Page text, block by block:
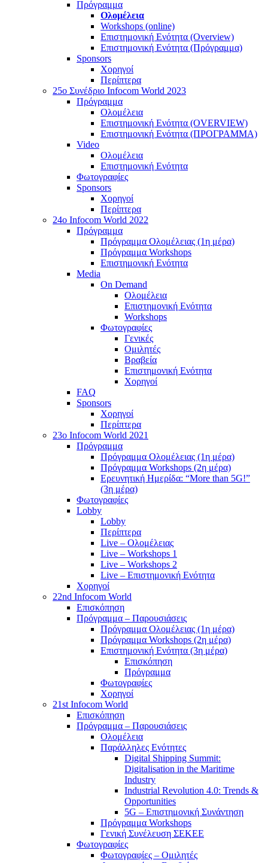
Πρόγραμμα
Ολομέλεια
Workshops (online)
Επιστημονική Ενότητα (Overview)
Επιστημονική Ενότητα (Πρόγραμμα)
Sponsors
Χορηγοί
Περίπτερα
25o Συνέδριο Infocom World 2023
Πρόγραμμα
Ολομέλεια
Επιστημονική Ενότητα (OVERVIEW)
Επιστημονική Ενότητα (ΠΡΟΓΡΑΜΜΑ)
Video
Ολομέλεια
Επιστημονική Ενότητα
Φωτογραφίες
Sponsors
Χορηγοί
Περίπτερα
24o Infocom World 2022
Πρόγραμμα
Πρόγραμμα Ολομέλειας (1η μέρα)
Πρόγραμμα Workshops
Επιστημονική Ενότητα
Media
On Demand
Ολομέλεια
Επιστημονική Ενότητα
Workshops
Φωτογραφίες
Γενικές
Ομιλητές
Βραβεία
Επιστημονική Ενότητα
Χορηγοί
FAQ
Sponsors
Χορηγοί
Περίπτερα
23o Infocom World 2021
Πρόγραμμα
Πρόγραμμα Ολομέλειας (1η μέρα)
Πρόγραμμα Workshops (2η μέρα)
Ερευνητική Ημερίδα: “More than 5G!”
(3η μέρα)
Φωτογραφίες
Lobby
Lobby
Περίπτερα
Live – Ολομέλειας
Live – Workshops 1
Live – Workshops 2
Live – Επιστημονική Ενότητα
Χορηγοί
22nd Infocom World
Επισκόπηση
Πρόγραμμα – Παρουσιάσεις
Πρόγραμμα Ολομέλειας (1η μέρα)
Πρόγραμμα Workshops (2η μέρα)
Επιστημονική Ενότητα (3η μέρα)
Επισκόπηση
Πρόγραμμα
Φωτογραφίες
Χορηγοί
21st Infocom World
Επισκόπηση
Πρόγραμμα – Παρουσιάσεις
Ολομέλεια
Παράλληλες Ενότητες
Digital Shipping Summit:
Digitalisation in the Maritime
Industry
Industrial Revolution 4.0: Trends &
Opportunities
5G – Επιστημονική Συνάντηση
Πρόγραμμα Workshops
Γενική Συνέλευση ΣΕΚΕΕ
Φωτογραφίες
Φωτογραφίες – Ομιλητές